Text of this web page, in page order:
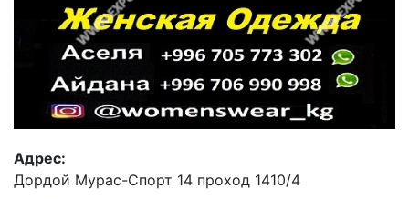
Адрес:
Дордой Мурас-Спорт 14 проход 1410/4